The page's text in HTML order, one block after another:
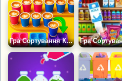
Гра Сортування Кави